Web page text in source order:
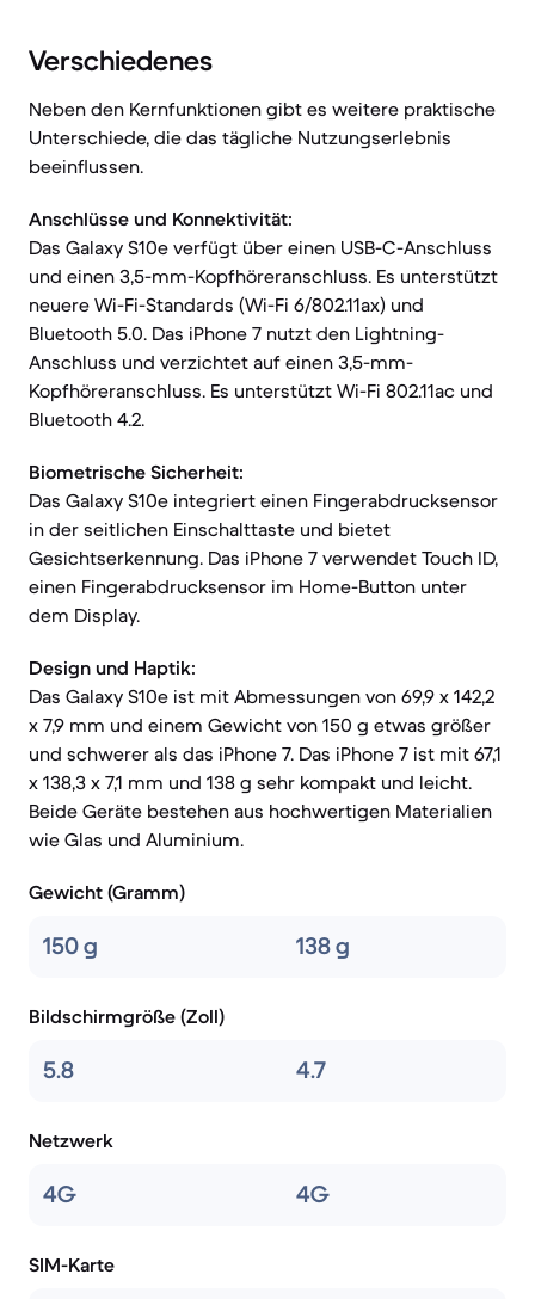
Verschiedenes
Neben den Kernfunktionen gibt es weitere praktische
Unterschiede, die das tägliche Nutzungserlebnis
beeinflussen.
Anschlüsse und Konnektivität:
Das Galaxy S10e verfügt über einen USB-C-Anschluss
und einen 3,5-mm-Kopfhöreranschluss. Es unterstützt
neuere Wi-Fi-Standards (Wi-Fi 6/802.11ax) und
Bluetooth 5.0. Das iPhone 7 nutzt den Lightning-
Anschluss und verzichtet auf einen 3,5-mm-
Kopfhöreranschluss. Es unterstützt Wi-Fi 802.11ac und
Bluetooth 4.2.
Biometrische Sicherheit:
Das Galaxy S10e integriert einen Fingerabdrucksensor
in der seitlichen Einschalttaste und bietet
Gesichtserkennung. Das iPhone 7 verwendet Touch ID,
einen Fingerabdrucksensor im Home-Button unter
dem Display.
Design und Haptik:
Das Galaxy S10e ist mit Abmessungen von 69,9 x 142,2
x 7,9 mm und einem Gewicht von 150 g etwas größer
und schwerer als das iPhone 7. Das iPhone 7 ist mit 67,1
x 138,3 x 7,1 mm und 138 g sehr kompakt und leicht.
Beide Geräte bestehen aus hochwertigen Materialien
wie Glas und Aluminium.
Gewicht (Gramm)
150 g 138 g
Bildschirmgröße (Zoll)
5.8 4.7
Netzwerk
4G 4G
SIM-Karte